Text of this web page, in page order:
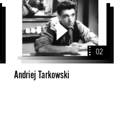
Andriej
Tarkowski
02
Andriej Tarkowski